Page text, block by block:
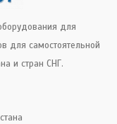
для
для самостоятельной
и стран СНГ.